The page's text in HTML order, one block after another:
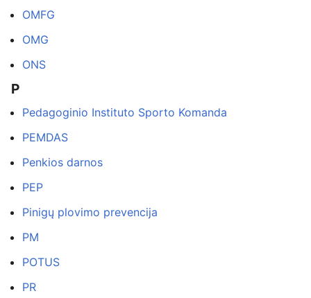
OMFG
OMG
ONS
P
Pedagoginio Instituto Sporto Komanda
PEMDAS
Penkios darnos
PEP
Pinigų plovimo prevencija
PM
POTUS
PR